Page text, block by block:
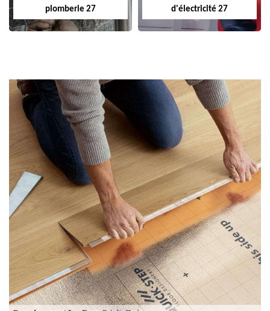
plomberie 27
d'électricité 27